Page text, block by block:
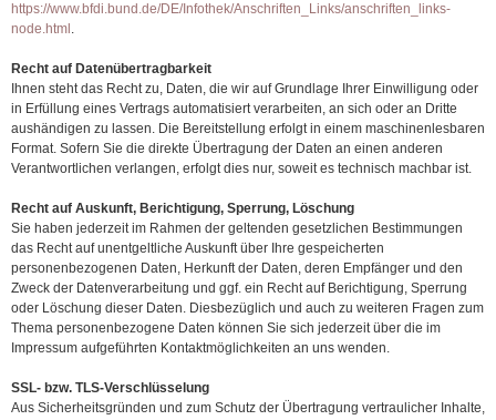
https://www.bfdi.bund.de/DE/Infothek/Anschriften_Links/anschriften_links-
node.html .
Recht auf Datenübertragbarkeit
Ihnen steht das Recht zu, Daten, die wir auf Grundlage Ihrer Einwilligung oder
in Erfüllung eines Vertrags automatisiert verarbeiten, an sich oder an Dritte
aushändigen zu lassen. Die Bereitstellung erfolgt in einem maschinenlesbaren
Format. Sofern Sie die direkte Übertragung der Daten an einen anderen
Verantwortlichen verlangen, erfolgt dies nur, soweit es technisch machbar ist.
Recht auf Auskunft, Berichtigung, Sperrung, Löschung
Sie haben jederzeit im Rahmen der geltenden gesetzlichen Bestimmungen
das Recht auf unentgeltliche Auskunft über Ihre gespeicherten
personenbezogenen Daten, Herkunft der Daten, deren Empfänger und den
Zweck der Datenverarbeitung und ggf. ein Recht auf Berichtigung, Sperrung
oder Löschung dieser Daten. Diesbezüglich und auch zu weiteren Fragen zum
Thema personenbezogene Daten können Sie sich jederzeit über die im
Impressum aufgeführten Kontaktmöglichkeiten an uns wenden.
SSL- bzw. TLS-Verschlüsselung
Aus Sicherheitsgründen und zum Schutz der Übertragung vertraulicher Inhalte,